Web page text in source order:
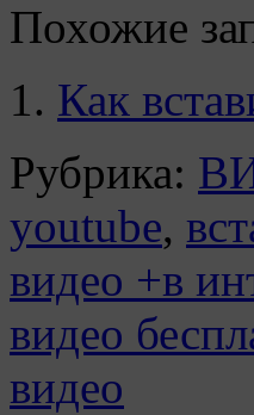
Похожие
Как
Рубрика:
youtube,
видео +в
видео
видео